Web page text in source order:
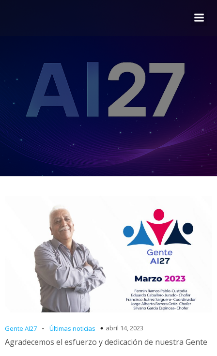
Gente AI27 - Últimas noticias abril 14, 2023
Agradecemos el esfuerzo y dedicación de nuestra Gente